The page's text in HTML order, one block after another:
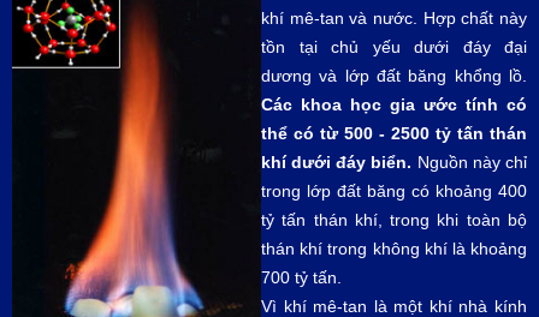
khí mê-tan và nước. Hợp chất này
tồn tại chủ yếu dưới đáy đại
dương và lớp đất băng khổng lồ.
Các khoa học gia ước tính có
thể có từ 500 - 2500 tỷ tấn thán
khí dưới đáy biển. Nguồn này chỉ
trong lớp đất băng có khoảng 400
tỷ tấn thán khí, trong khi toàn bộ
thán khí trong không khí là khoảng
700 tỷ tấn.
Vì khí mê-tan là một khí nhà kính